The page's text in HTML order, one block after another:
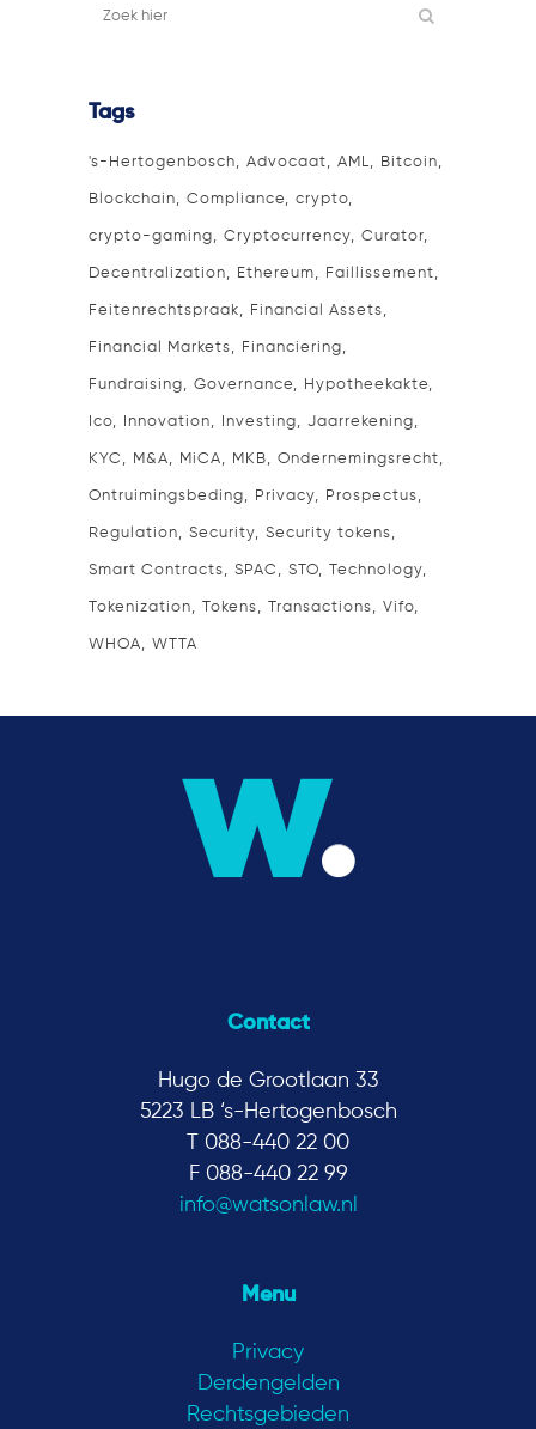
Tags
's-Hertogenbosch Advocaat AML Bitcoin
Blockchain Compliance crypto
crypto-gaming Cryptocurrency Curator
Decentralization Ethereum Faillissement
Feitenrechtspraak Financial Assets
Financial Markets Financiering
Fundraising Governance Hypotheekakte
Ico Innovation Investing Jaarrekening
KYC M&A MiCA MKB Ondernemingsrecht
Ontruimingsbeding Privacy Prospectus
Regulation Security Security tokens
Smart Contracts SPAC STO Technology
Tokenization Tokens Transactions Vifo
WHOA WTTA
Contact
Hugo de Grootlaan 33
5223 LB ‘s-Hertogenbosch
T 088-440 22 00
F 088-440 22 99
info@watsonlaw.nl
Menu
Privacy
Derdengelden
Rechtsgebieden